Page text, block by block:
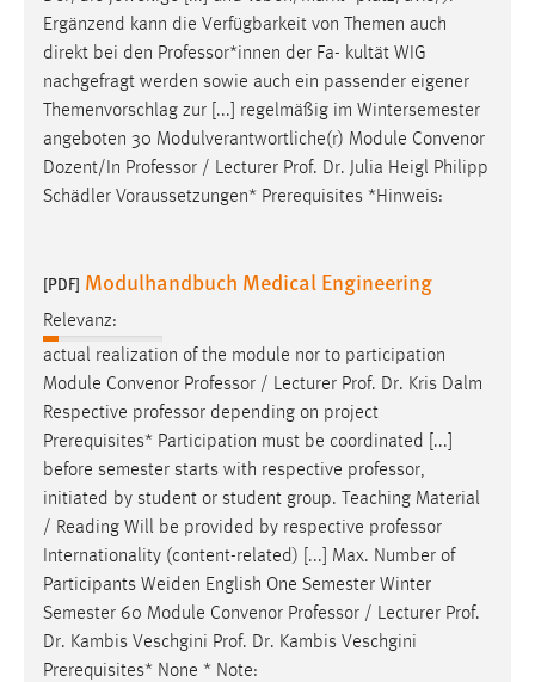
Ergänzend kann die Verfügbarkeit von Themen auch
direkt bei den Professor*innen der Fa- kultät WIG
nachgefragt werden sowie auch ein passender eigener
Themenvorschlag zur [...] regelmäßig im Wintersemester
angeboten 30 Modulverantwortliche(r) Module Convenor
Dozent/In Professor / Lecturer Prof. Dr. Julia Heigl Philipp
Schädler Voraussetzungen* Prerequisites *Hinweis:
[PDF] Modulhandbuch Medical Engineering
Relevanz:
actual realization of the module nor to participation
Module Convenor Professor / Lecturer Prof. Dr. Kris Dalm
Respective professor depending on project
Prerequisites* Participation must be coordinated [...]
before semester starts with respective professor,
initiated by student or student group. Teaching Material
/ Reading Will be provided by respective professor
Internationality (content-related) [...] Max. Number of
Participants Weiden English One Semester Winter
Semester 60 Module Convenor Professor / Lecturer Prof.
Dr. Kambis Veschgini Prof. Dr. Kambis Veschgini
Prerequisites* None * Note: